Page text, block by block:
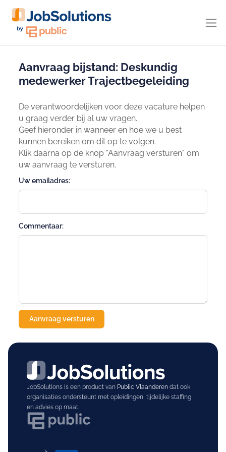
Aanvraag bijstand: Deskundig
medewerker Trajectbegeleiding
De verantwoordelijken voor deze vacature helpen
u graag verder bij al uw vragen.
Geef hieronder in wanneer en hoe we u best
kunnen bereiken om dit op te volgen.
Klik daarna op de knop "Aanvraag versturen" om
uw aanvraag te versturen.
Uw emailadres:
Commentaar:
JobSolutions is een product van Public Vlaanderendat ook
organisaties ondersteunt met opleidingen, tijdelijke staffing
en advies op maat.